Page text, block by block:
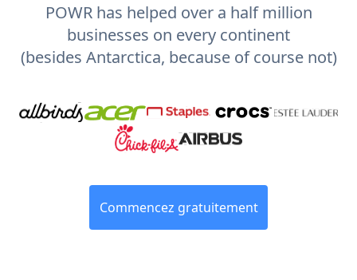
POWR has helped over a half million
businesses on every continent
(besides Antarctica, because of course not)
Commencez gratuitement